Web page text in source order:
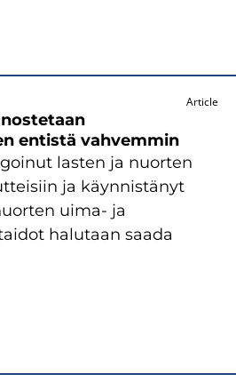
Article
entistä vahvemmin
lasten ja nuorten
ja käynnistänyt
uima- ja
halutaan saada